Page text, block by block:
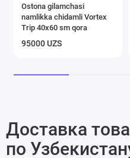
Ostona gilamchasi
namlikka chidamli Vortex
Trip 40х60 sm qora
95000 UZS
Доставка
по